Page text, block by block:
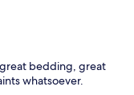
bedding, great
whatsoever.